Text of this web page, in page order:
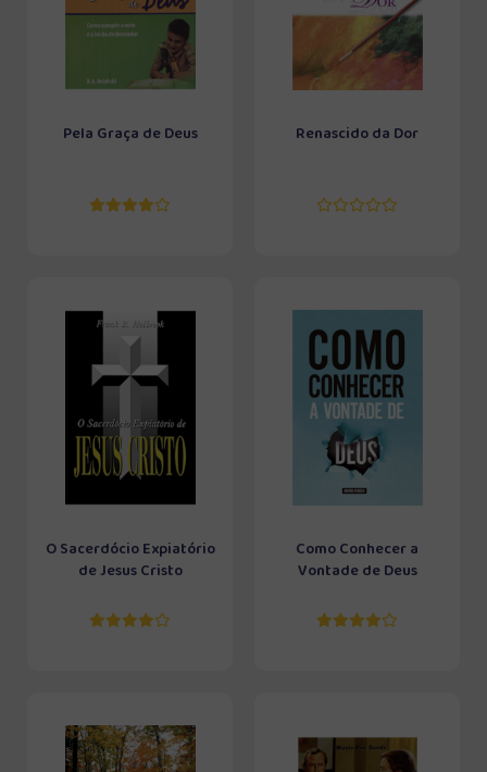
Pela Graça de Deus Renascido da Dor
O Sacerdócio Expiatório
de Jesus Cristo
Como Conhecer a
Vontade de Deus